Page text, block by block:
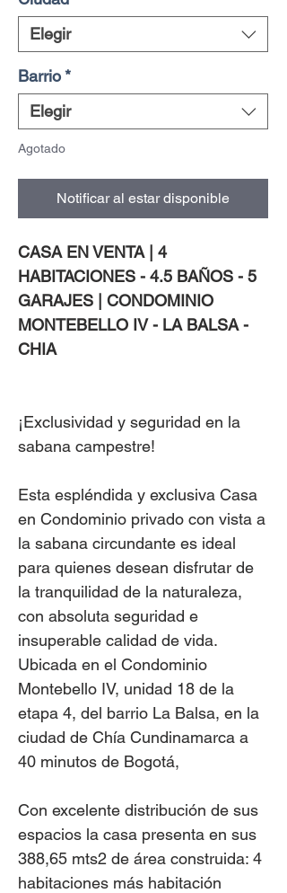
Elegir
Barrio*
Elegir
Agotado
Notificar al estar disponible
CASA EN VENTA | 4
HABITACIONES - 4.5 BAÑOS - 5
GARAJES | CONDOMINIO
MONTEBELLO IV - LA BALSA -
CHIA
¡Exclusividad y seguridad en la
sabana campestre!
Esta espléndida y exclusiva Casa
en Condominio privado con vista a
la sabana circundante es ideal
para quienes desean disfrutar de
la tranquilidad de la naturaleza,
con absoluta seguridad e
insuperable calidad de vida.
Ubicada en el Condominio
Montebello IV, unidad 18 de la
etapa 4, del barrio La Balsa, en la
ciudad de Chía Cundinamarca a
40 minutos de Bogotá,
Con excelente distribución de sus
espacios la casa presenta en sus
388,65 mts2 de área construida: 4
habitaciones más habitación